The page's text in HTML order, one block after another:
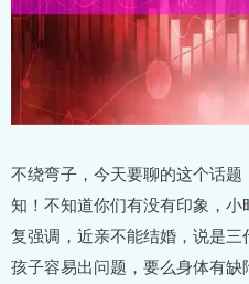
不绕弯子，今天要聊的这个话
知！不知道你们有没有印象，
复强调，近亲不能结婚，说是
孩子容易出问题，要么身体有